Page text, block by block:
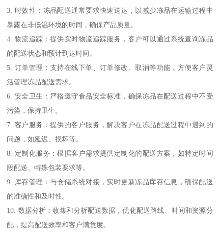
3. 时效性：冻品配送通常要求快速送达，以减少冻品在运输过程中
暴露在非低温环境的时间，确保产品质量。
4. 物流追踪：提供实时物流追踪服务，客户可以通过系统查询冻品
的配送状态和预计到达时间。
5. 订单管理：支持在线下单、订单修改、取消等功能，方便客户灵
活管理冻品配送需求。
6. 安全卫生：严格遵守食品安全标准，确保冻品在配送过程中不受
污染，保持卫生。
7. 客户服务：提供的客户服务，解决客户在冻品配送过程中遇到的
问题，如延迟、损坏等。
8. 定制化服务：根据客户需求提供定制化的配送方案，如特定时间
段配送、特殊包装要求等。
9. 库存管理：与仓储系统对接，实时更新冻品库存信息，确保配送
的准确性和及时性。
10. 数据分析：收集和分析配送数据，优化配送路线、时间和资源分
配，提高配送效率和客户满意度。